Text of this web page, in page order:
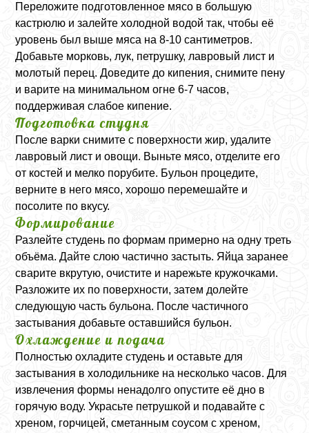
Переложите подготовленное мясо в большую
кастрюлю и залейте холодной водой так, чтобы её
уровень был выше мяса на 8-10 сантиметров.
Добавьте морковь, лук, петрушку, лавровый лист и
молотый перец. Доведите до кипения, снимите пену
и варите на минимальном огне 6-7 часов,
поддерживая слабое кипение.
Подготовка студня
После варки снимите с поверхности жир, удалите
лавровый лист и овощи. Выньте мясо, отделите его
от костей и мелко порубите. Бульон процедите,
верните в него мясо, хорошо перемешайте и
посолите по вкусу.
Формирование
Разлейте студень по формам примерно на одну треть
объёма. Дайте слою частично застыть. Яйца заранее
сварите вкрутую, очистите и нарежьте кружочками.
Разложите их по поверхности, затем долейте
следующую часть бульона. После частичного
застывания добавьте оставшийся бульон.
Охлаждение и подача
Полностью охладите студень и оставьте для
застывания в холодильнике на несколько часов. Для
извлечения формы ненадолго опустите её дно в
горячую воду. Украсьте петрушкой и подавайте с
хреном, горчицей, сметанным соусом с хреном,